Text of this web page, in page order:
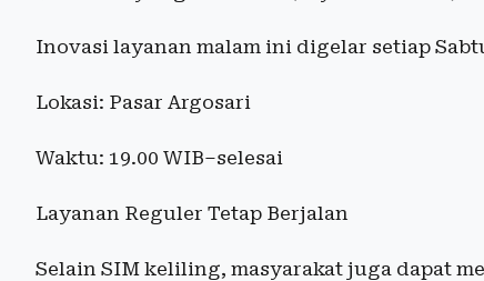
Inovasi layanan malam ini digelar setiap
Lokasi: Pasar Argosari
Waktu: 19.00 WIB–selesai
Layanan Reguler Tetap Berjalan
Selain SIM keliling, masyarakat juga dapat